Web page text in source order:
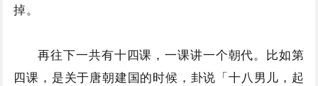
掉。
再往下一共有十四课，一课讲一个朝代。比如第
四课，是关于唐朝建国的时候，卦说「十八男儿，起